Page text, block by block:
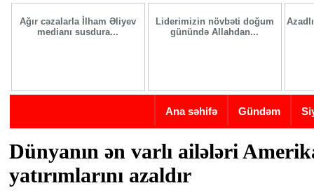
Skip to main content
Ağır cəzalarla İlham Əliyev
medianı susdura...
Liderimizin növbəti doğum
günündə Allahdan...
Ana səhifə Gündəm
Dünyanın ən varlı ailələri
yatırımlarını azaldır